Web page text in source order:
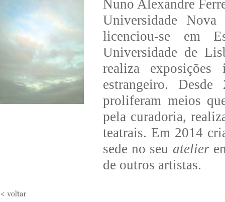
Nuno Alexandre
Universidade
licenciou-se em
Universidade de
realiza
estrangeiro.
proliferam meios
pela curadoria,
teatrais. Em 2014
sede no seu atelier
de outros artistas.